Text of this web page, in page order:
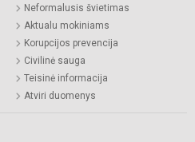
Neformalusis švietimas
Aktualu mokiniams
Korupcijos prevencija
Civilinė sauga
Teisinė informacija
Atviri duomenys